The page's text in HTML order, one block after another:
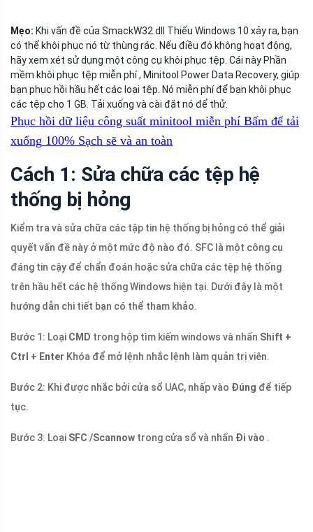
Mẹo: Khi vấn đề của SmackW32.dll Thiếu Windows 10 xảy ra, bạn
có thể khôi phục nó từ thùng rác. Nếu điều đó không hoạt động,
hãy xem xét sử dụng một công cụ khôi phục tệp. Cái này Phần
mềm khôi phục tệp miễn phí , Minitool Power Data Recovery, giúp
bạn phục hồi hầu hết các loại tệp. Nó miễn phí để bạn khôi phục
các tệp cho 1 GB. Tải xuống và cài đặt nó để thử.
Phục hồi dữ liệu công suất minitool miễn phí Bấm để tải
xuống 100% Sạch sẽ và an toàn
Cách 1: Sửa chữa các tệp hệ
thống bị hỏng
Kiểm tra và sửa chữa các tập tin hệ thống bị hỏng có thể giải
quyết vấn đề này ở một mức độ nào đó. SFC là một công cụ
đáng tin cậy để chẩn đoán hoặc sửa chữa các tệp hệ thống
trên hầu hết các hệ thống Windows hiện tại. Dưới đây là một
hướng dẫn chi tiết bạn có thể tham khảo.
Bước 1: Loại CMD trong hộp tìm kiếm windows và nhấn Shift +
Ctrl + Enter Khóa để mở lệnh nhắc lệnh làm quản trị viên.
Bước 2: Khi được nhắc bởi cửa sổ UAC, nhấp vào Đúng để tiếp
tục.
Bước 3: Loại SFC /Scannow trong cửa sổ và nhấn Đi vào .